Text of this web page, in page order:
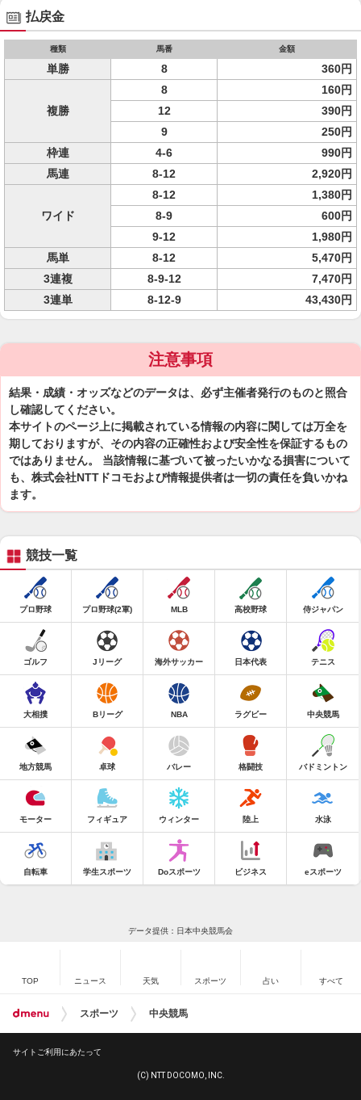
払戻金
種類 馬番 金額
単勝 8 360円
複勝
8
160円
12
390円
9
250円
枠連
4-6
990円
馬連
8-12 2,920円
ワイド
8-12
1,380円
8-9
600円
9-12
1,980円
馬単
8-12
5,470円
3連複
8-9-12
7,470円
3連単
8-12-9 43,430円
注意事項
結果・成績・オッズなどのデータは、必ず主催者発行のものと照合
し確認してください。
本サイトのページ上に掲載されている情報の内容に関しては万全を
期しておりますが、その内容の正確性および安全性を保証するもの
ではありません。 当該情報に基づいて被ったいかなる損害について
も、株式会社NTTドコモおよび情報提供者は一切の責任を負いかね
ます。
競技一覧
プロ野球 プロ野球(2軍) MLB 高校野球 侍ジャパン
ゴルフ Jリーグ 海外サッカー 日本代表 テニス
大相撲 Bリーグ NBA ラグビー 中央競馬
地方競馬 卓球 バレー 格闘技 バドミントン
モーター フィギュア ウィンター 陸上 水泳
自転車 学生スポーツ Doスポーツ ビジネス eスポーツ
データ提供：日本中央競馬会
TOP ニュース 天気 スポーツ 占い すべて
スポーツ 中央競馬
サイトご利用にあたって
(C) NTT DOCOMO, INC.